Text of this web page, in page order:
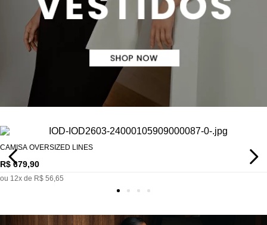
CAMISA OVERSIZED LINES
R$ 679,90
ou 12x de R$ 56 65